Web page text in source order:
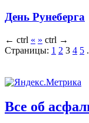
День Рунеберга
← ctrl « » ctrl →
Страницы: 1 2 3 4 5
Все об